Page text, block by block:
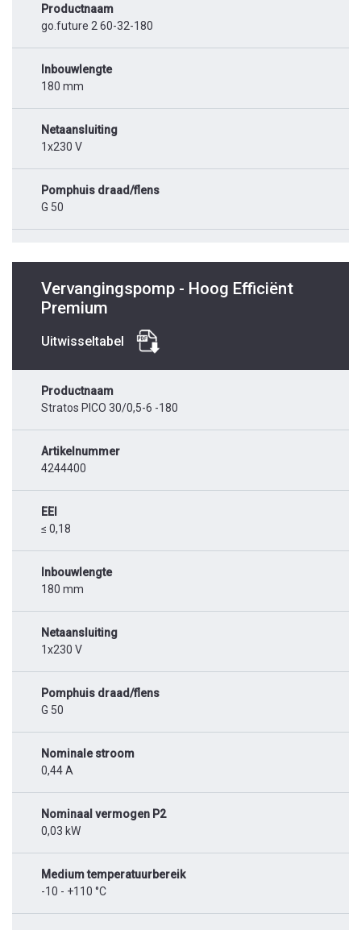
Productnaam
go.future 2 60-32-180
Inbouwlengte
180 mm
Netaansluiting
1x230 V
Pomphuis draad/flens
G 50
Vervangingspomp - Hoog Efficiënt
Premium
Uitwisseltabel
Productnaam
Stratos PICO 30/0,5-6 -180
Artikelnummer
4244400
EEI
≤ 0,18
Inbouwlengte
180 mm
Netaansluiting
1x230 V
Pomphuis draad/flens
G 50
Nominale stroom
0,44 A
Nominaal vermogen P2
0,03 kW
Medium temperatuurbereik
-10 - +110 °C